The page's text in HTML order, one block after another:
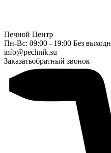
Печной Центр
Пн-Вс: 09:00 - 19:00 Без
info@pechnik.su
Заказатьобратный звонок